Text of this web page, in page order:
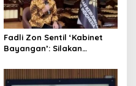
Fadli Zon Sentil ‘Kabinet
Bayangan’: Silakan
Sekadar Bayangan